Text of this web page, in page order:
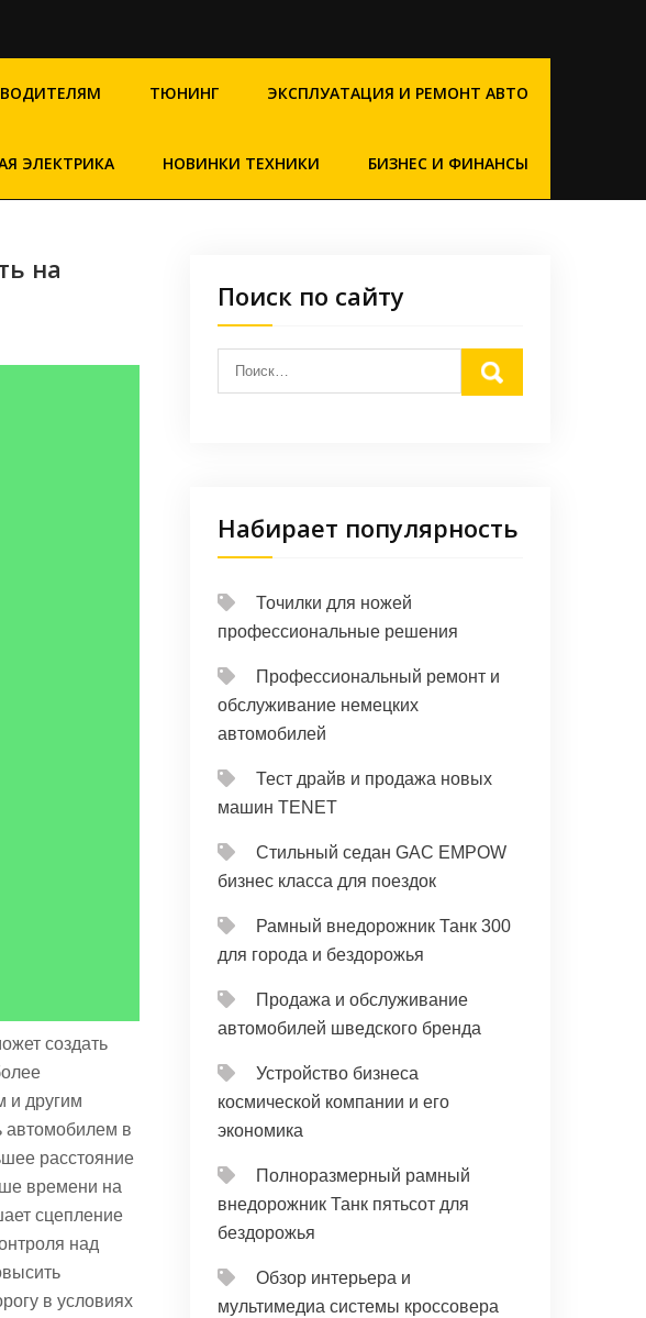
ТЮНИНГ ЭКСПЛУАТАЦИЯ И РЕМОНТ АВТО
ЭЛЕКТРИКА НОВИНКИ ТЕХНИКИ БИЗНЕС И ФИНАНСЫ
на
создать
и другим
автомобилем в
расстояние
времени на
сцепление
над
в условиях
Поиск по сайту
Набирает популярность
Точилки для ножей
профессиональные решения
Профессиональный ремонт и
обслуживание немецких
автомобилей
Тест драйв и продажа новых
машин TENET
Стильный седан GAC EMPOW
бизнес класса для поездок
Рамный внедорожник Танк 300
для города и бездорожья
Продажа и обслуживание
автомобилей шведского бренда
Устройство бизнеса
космической компании и его
экономика
Полноразмерный рамный
внедорожник Танк пятьсот для
бездорожья
Обзор интерьера и
мультимедиа системы кроссовера